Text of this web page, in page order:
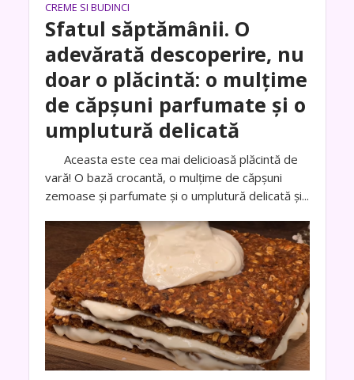
CREME SI BUDINCI
Sfatul săptămânii. O
adevărată descoperire, nu
doar o plăcintă: o mulțime
de căpșuni parfumate și o
umplutură delicată
Aceasta este cea mai delicioasă plăcintă de
vară! O bază crocantă, o mulțime de căpșuni
zemoase și parfumate și o umplutură delicată și...